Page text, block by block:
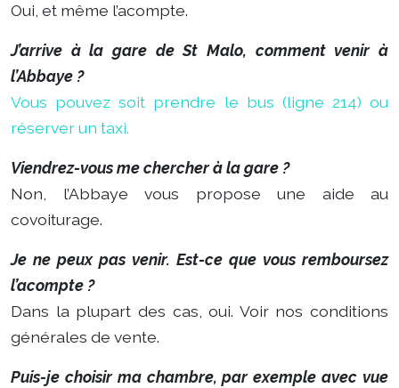
Oui, et même l’acompte.
J’arrive à la gare de St Malo, comment venir à
l’Abbaye ?
Vous pouvez soit prendre le bus (ligne 214) ou
réserver un taxi.
Viendrez-vous me chercher à la gare ?
Non, l’Abbaye vous propose une aide au
covoiturage.
Je ne peux pas venir. Est-ce que vous remboursez
l’acompte ?
Dans la plupart des cas, oui. Voir nos conditions
générales de vente.
Puis-je choisir ma chambre, par exemple avec vue